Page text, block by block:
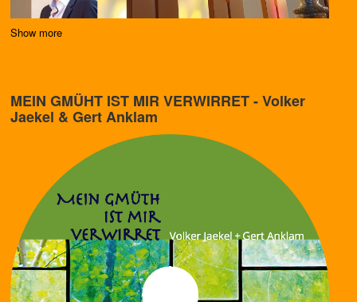
Show more
MEIN GMÜHT IST MIR VERWIRRET - Volker
Jaekel & Gert Anklam